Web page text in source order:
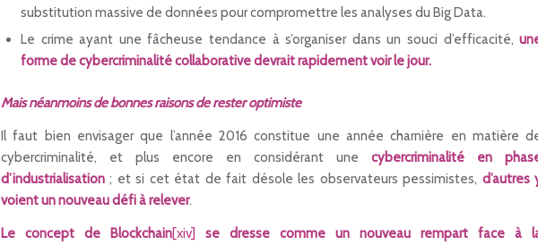
substitution massive de données pour compromettre les analyses du Big Data.
Le crime ayant une fâcheuse tendance à s’organiser dans un souci d’efficacité,
forme de cybercriminalité collaborative devrait rapidement voir le jour.
Mais néanmoins de bonnes raisons de rester optimiste
Il faut bien envisager que l’année 2016 constitue une année charnière en matière
cybercriminalité, et plus encore en considérant unecybercriminalité en
d’industrialisation; et si cet état de fait désole les observateurs pessimistes, d’autres
voient un nouveau défi à relever.
Le concept de Blockchain[xiv]
se dresse comme un nouveau rempart face à